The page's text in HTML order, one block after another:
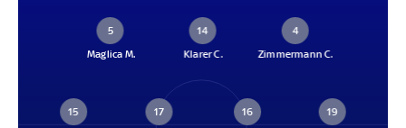
5
Maglica M.
14
Klarer C.
4
Zimmermann C.
15
17
16
19